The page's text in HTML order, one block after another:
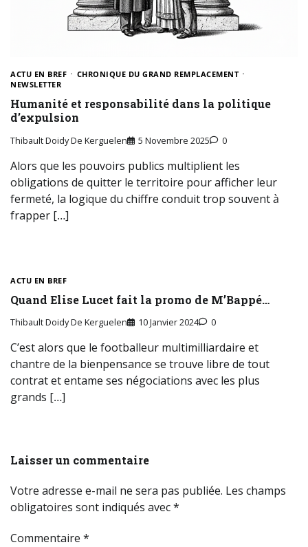
ACTU EN BREF
CHRONIQUE DU GRAND REMPLACEMENT
NEWSLETTER
Humanité et responsabilité dans la politique
d’expulsion
Thibault Doidy De Kerguelen 5 Novembre 2025 0
Alors que les pouvoirs publics multiplient les
obligations de quitter le territoire pour afficher leur
fermeté, la logique du chiffre conduit trop souvent à
frapper […]
ACTU EN BREF
Quand Elise Lucet fait la promo de M’Bappé…
Thibault Doidy De Kerguelen 10 Janvier 2024 0
C’est alors que le footballeur multimilliardaire et
chantre de la bienpensance se trouve libre de tout
contrat et entame ses négociations avec les plus
grands […]
Laisser un commentaire
Votre adresse e-mail ne sera pas publiée. Les champs
obligatoires sont indiqués avec*
Commentaire *